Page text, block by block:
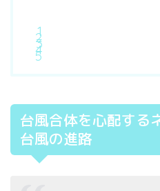
台風合体を心配する
台風の進路